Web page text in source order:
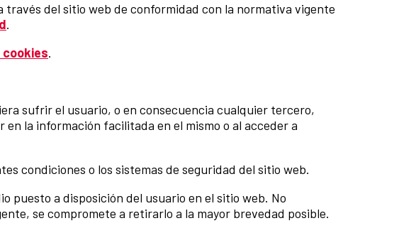
del sitio web de conformidad con la normativa vigente
.
.
sufrir el usuario, o en consecuencia cualquier tercero,
la información facilitada en el mismo o al acceder a
condiciones o los sistemas de seguridad del sitio web.
puesto a disposición del usuario en el sitio web. No
se compromete a retirarlo a la mayor brevedad posible.